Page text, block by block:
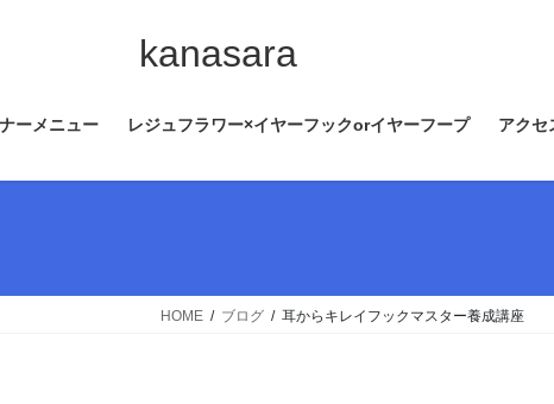
ツ
ス
シ
ン
kanasara
ーメニュー レジュフラワー×イヤーフックorイヤーフープ アクセ
HOME ブログ 耳からキレイフックマスター養成講座